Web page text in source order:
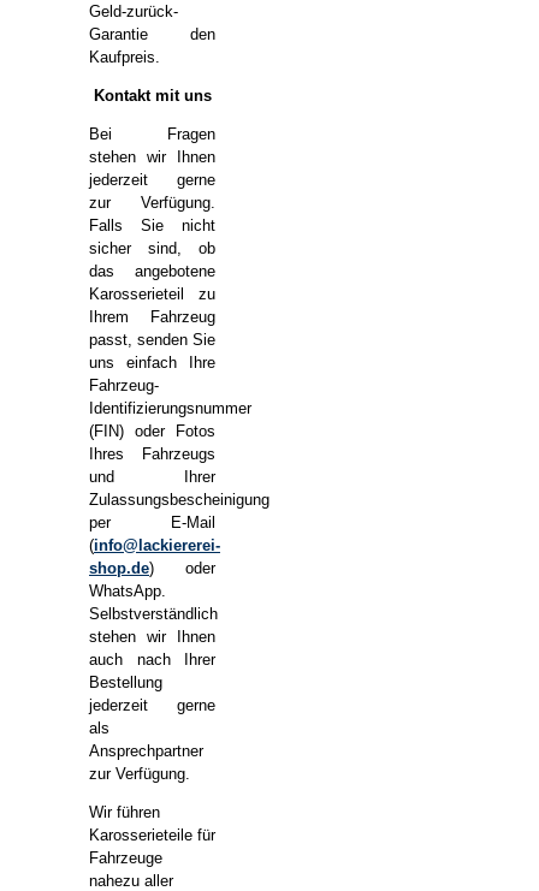
Geld-zurück-
Garantie den
Kaufpreis.
Kontakt mit uns
Bei Fragen
stehen wir Ihnen
jederzeit gerne
zur Verfügung.
Falls Sie nicht
sicher sind, ob
das angebotene
Karosserieteil zu
Ihrem Fahrzeug
passt, senden Sie
uns einfach Ihre
Fahrzeug-
Identifizierungsnummer
(FIN) oder Fotos
Ihres Fahrzeugs
und Ihrer
Zulassungsbescheinigung
per E-Mail
(info@lackiererei-
shop.de) oder
WhatsApp.
Selbstverständlich
stehen wir Ihnen
auch nach Ihrer
Bestellung
jederzeit gerne
als
Ansprechpartner
zur Verfügung.
Wir führen
Karosserieteile für
Fahrzeuge
nahezu aller